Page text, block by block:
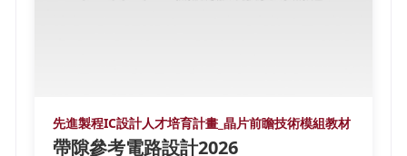
先進製程IC設計人才培育計畫_晶片前瞻技術模組教材
帶隙參考電路設計2026